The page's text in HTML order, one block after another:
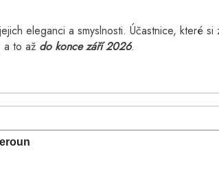
eleganci a smyslnosti. Účastnice, které
a to až do konce září 2026.